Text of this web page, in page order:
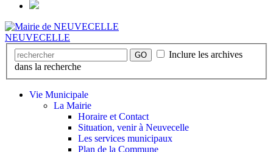
NEUVECELLE
GO
Inclure les archives
dans la recherche
Vie Municipale
La Mairie
Horaire et Contact
Situation, venir à Neuvecelle
Les services municipaux
Plan de la Commune